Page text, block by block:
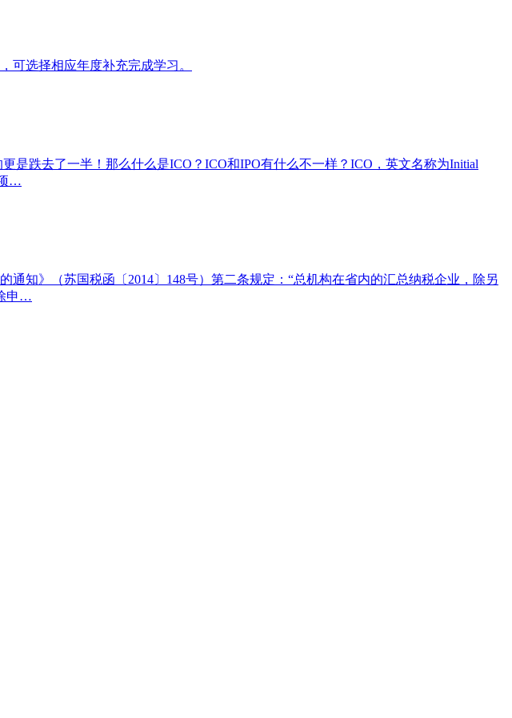
可选择相应年度补充完成学习。
是跌去了一半！那么什么是ICO？ICO和IPO有什么不一样？ICO，英文名称为Initial
…
知》（苏国税函〔2014〕148号）第二条规定：“总机构在省内的汇总纳税企业，除另
申…